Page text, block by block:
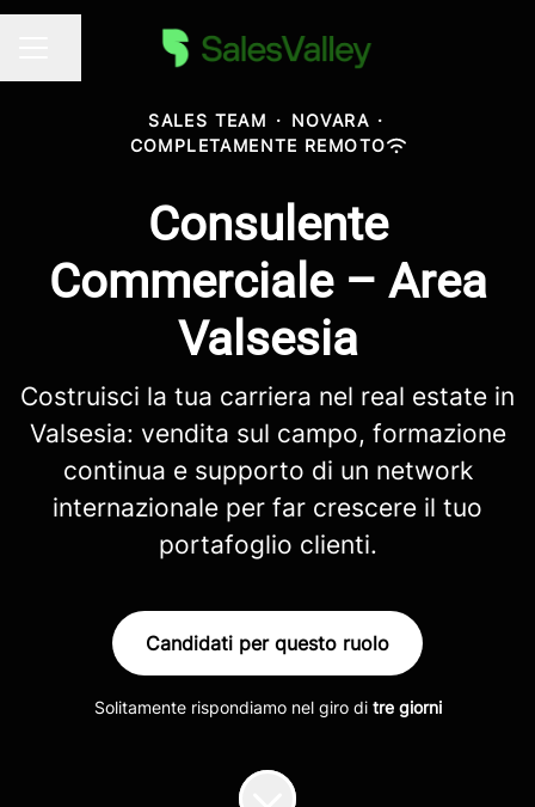
Condividi la pagina
SALES TEAM · NOVARA ·
COMPLETAMENTE REMOTO
Consulente
Commerciale – Area
Valsesia
Costruisci la tua carriera nel real estate in
Valsesia: vendita sul campo, formazione
continua e supporto di un network
internazionale per far crescere il tuo
portafoglio clienti.
Candidati per questo ruolo
Solitamente rispondiamo nel giro di tre giorni